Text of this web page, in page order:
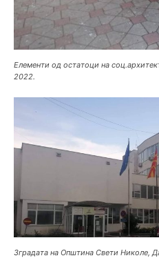
Елементи од остатоци на
2022.
Зградата на Општина Свети Николе,